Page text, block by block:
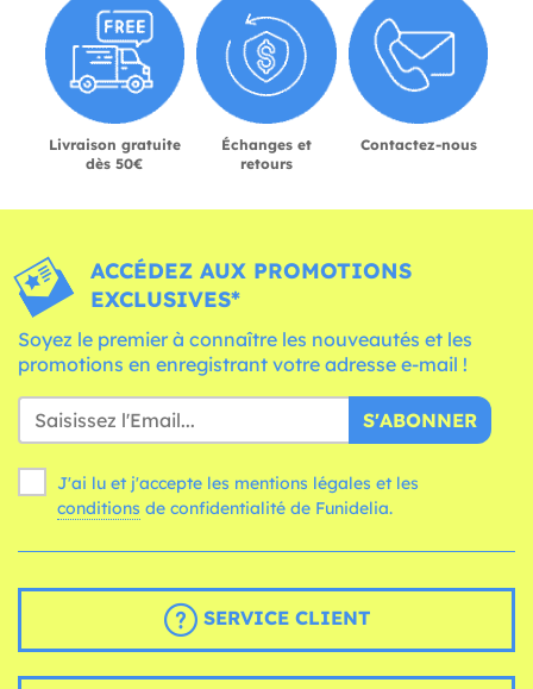
Livraison gratuite
dès 50€
Échanges et
retours
Contactez-nous
ACCÉDEZ AUX PROMOTIONS
EXCLUSIVES*
Soyez le premier à connaître les nouveautés et les
promotions en enregistrant votre adresse e-mail !
S'ABONNER
J'ai lu et j'accepte les mentions légales et les
conditions de confidentialité de Funidelia.
SERVICE CLIENT